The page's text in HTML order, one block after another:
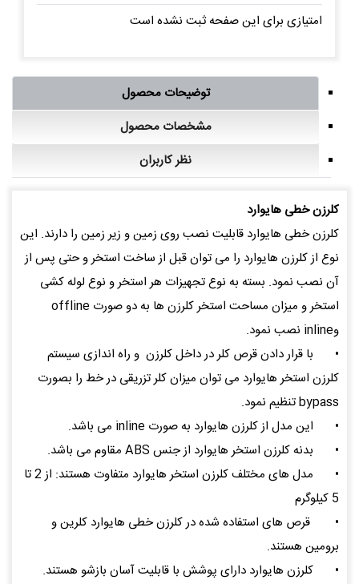
امتیازی برای این صفحه ثبت نشده است
توضیحات محصول
مشخصات محصول
نظر کاربران
کلرزن خطی هایوارد
کلرزن خطی هایوارد قابلیت نصب روی زمین و زیر زمین را دارند. این
نوع از کلرزن هایوارد را می توان قبل از ساخت استخر و حتی پس از
آن نصب نمود. بسته به نوع تجهیزات هر استخر و نوع لوله کشی
وinline نصب نمود.
•
با قرار دادن قرص کلر در داخل کلرزن و راه اندازی سیستم
کلرزن استخر هایوارد می توان میزان کلر تزریقی در خط را بصورت
bypass تنظیم نمود.
•
این مدل از کلرزن هایوارد به صورت inline می باشد.
•
بدنه کلرزن استخر هایوارد از جنس ABS مقاوم می باشد.
•
مدل های مختلف کلرزن استخر هایوارد متفاوت هستند: از 2 تا
5 کیلوگرم
•
قرص های استفاده شده در کلرزن خطی هایوارد کلرین و
برومین هستند.
•
کلرزن هایوارد دارای پوشش با قابلیت آسان بازشو هستند.